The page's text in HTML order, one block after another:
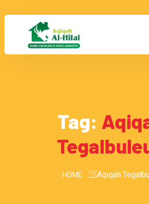
Tag:
HOME Aqiqah